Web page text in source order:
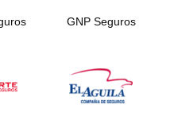
GNP Seguros